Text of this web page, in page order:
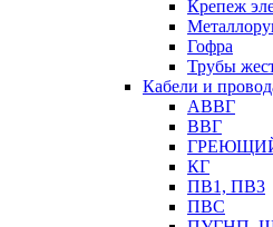
Крепеж
Гофра
Трубы
Кабели и
АВВГ
ВВГ
КГ
ПВ1, ПВ3
ПВС